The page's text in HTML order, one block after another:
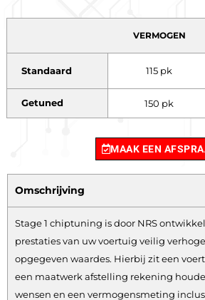
VERMOGEN
Standaard 115 pk
Getuned 150 pk
MAAK EEN
Omschrijving
Stage 1 chiptuning is door NRS
prestaties van uw voertuig veilig
opgegeven waardes. Hierbij zit een
een maatwerk afstelling rekening
wensen en een vermogensmeting